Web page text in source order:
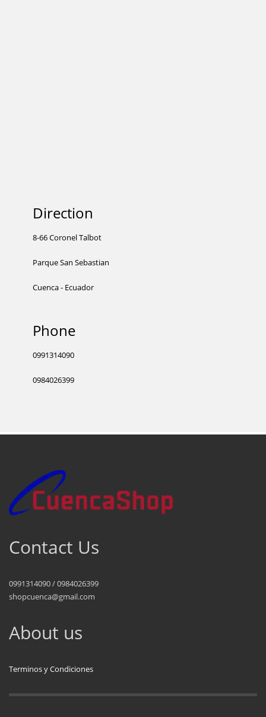
Direction
8-66 Coronel Talbot
Parque San Sebastian
Cuenca - Ecuador
Phone
0991314090
0984026399
Contact Us
0991314090 / 0984026399
shopcuenca@gmail.com
About us
Terminos y Condiciones